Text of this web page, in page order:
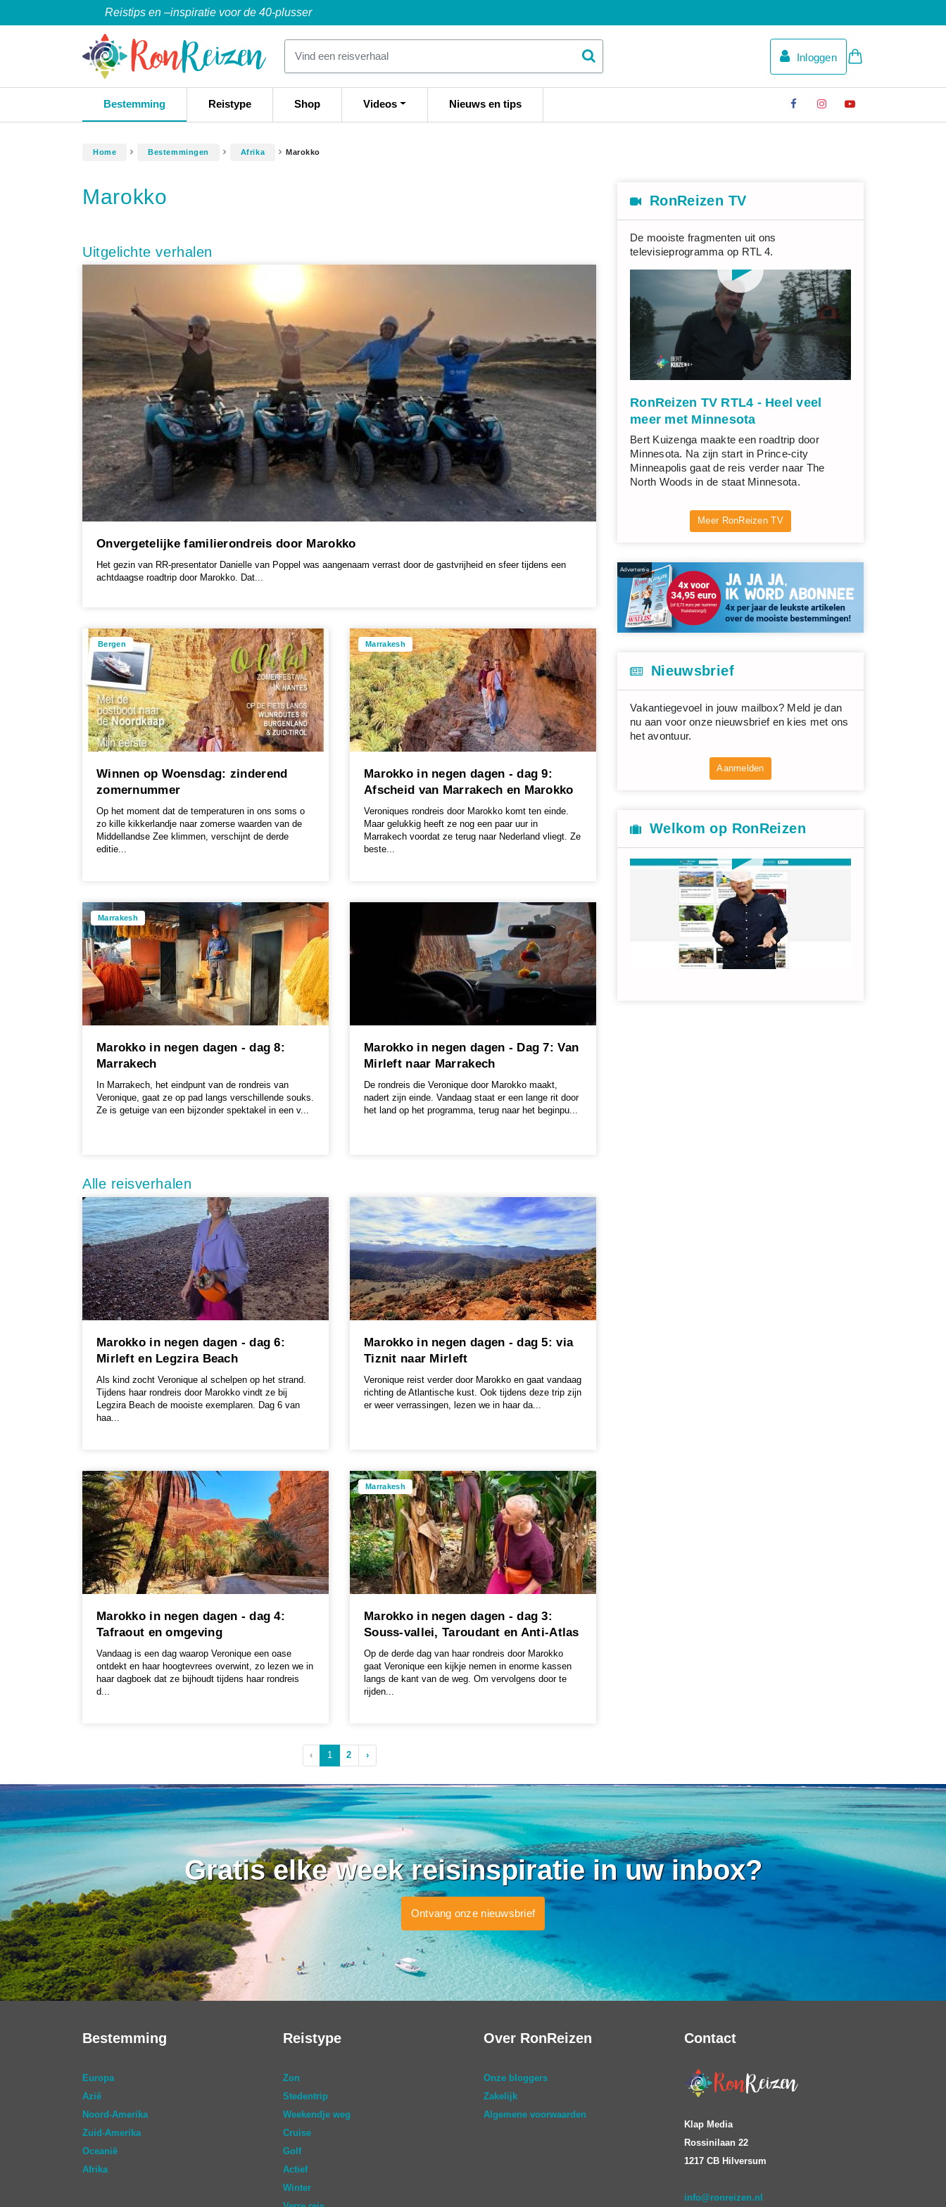
Reistips en –inspiratie voor de 40-plusser
Inloggen
Bestemming Reistype Shop Videos Nieuws en tips
Home Bestemmingen Afrika Marokko
Marokko
Uitgelichte verhalen
Onvergetelijke familierondreis door Marokko
Het gezin van RR-presentator Danielle van Poppel was aangenaam verrast door de gastvrijheid en sfeer tijdens een
achtdaagse roadtrip door Marokko. Dat...
Bergen
Winnen op Woensdag: zinderend
zomernummer
Op het moment dat de temperaturen in ons soms o
zo kille kikkerlandje naar zomerse waarden van de
Middellandse Zee klimmen, verschijnt de derde
editie...
Marrakesh
Marokko in negen dagen - dag 9:
Afscheid van Marrakech en Marokko
Veroniques rondreis door Marokko komt ten einde.
Maar gelukkig heeft ze nog een paar uur in
Marrakech voordat ze terug naar Nederland vliegt. Ze
beste...
Marrakesh
Marokko in negen dagen - dag 8:
Marrakech
In Marrakech, het eindpunt van de rondreis van
Veronique, gaat ze op pad langs verschillende souks.
Ze is getuige van een bijzonder spektakel in een v...
Marokko in negen dagen - Dag 7: Van
Mirleft naar Marrakech
De rondreis die Veronique door Marokko maakt,
nadert zijn einde. Vandaag staat er een lange rit door
het land op het programma, terug naar het beginpu...
Alle reisverhalen
Marokko in negen dagen - dag 6:
Mirleft en Legzira Beach
Als kind zocht Veronique al schelpen op het strand.
Tijdens haar rondreis door Marokko vindt ze bij
Legzira Beach de mooiste exemplaren. Dag 6 van
haa...
Marokko in negen dagen - dag 5: via
Tiznit naar Mirleft
Veronique reist verder door Marokko en gaat vandaag
richting de Atlantische kust. Ook tijdens deze trip zijn
er weer verrassingen, lezen we in haar da...
Marokko in negen dagen - dag 4:
Tafraout en omgeving
Vandaag is een dag waarop Veronique een oase
ontdekt en haar hoogtevrees overwint, zo lezen we in
haar dagboek dat ze bijhoudt tijdens haar rondreis
d...
Marrakesh
Marokko in negen dagen - dag 3:
Souss-vallei, Taroudant en Anti-Atlas
Op de derde dag van haar rondreis door Marokko
gaat Veronique een kijkje nemen in enorme kassen
langs de kant van de weg. Om vervolgens door te
rijden...
‹ 1 2 ›
RonReizen TV
De mooiste fragmenten uit ons
televisieprogramma op RTL 4.
RonReizen TV RTL4 - Heel veel
meer met Minnesota
Bert Kuizenga maakte een roadtrip door
Minnesota. Na zijn start in Prince-city
Minneapolis gaat de reis verder naar The
North Woods in de staat Minnesota.
Meer RonReizen TV
Advertentie
Nieuwsbrief
Vakantiegevoel in jouw mailbox? Meld je dan
nu aan voor onze nieuwsbrief en kies met ons
het avontuur.
Aanmelden
Welkom op RonReizen
Gratis elke week reisinspiratie in uw inbox?
Ontvang onze nieuwsbrief
Bestemming
Europa
Azië
Noord-Amerika
Zuid-Amerika
Oceanië
Afrika
Reistype
Zon
Stedentrip
Weekendje weg
Cruise
Golf
Actief
Winter
Over RonReizen
Onze bloggers
Zakelijk
Algemene voorwaarden
Contact
Klap Media
Rossinilaan 22
1217 CB Hilversum
info@ronreizen.nl